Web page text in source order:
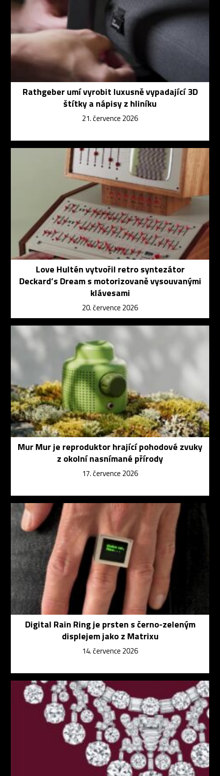
Rathgeber umí vyrobit luxusně vypadající 3D
štítky a nápisy z hliníku
21. července 2026
Love Hultén vytvořil retro syntezátor
Deckard’s Dream s motorizovaně vysouvanými
klávesami
20. července 2026
Mur Mur je reproduktor hrající pohodové zvuky
z okolní nasnímané přírody
17. července 2026
Digital Rain Ring je prsten s černo-zeleným
displejem jako z Matrixu
14. července 2026